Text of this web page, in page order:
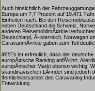
Auch hinsichtlich der
Europa um 7,7 Prozent auf 19.471
Einheiten nach. Bei den
neben Deutschland die Schweiz,
anderen ReisemobilmÃ¤rkte
Deutschland, Ã–sterreich, Norwegen
CaravanmÃ¤rkte gaben zum Teil
â€žEs ist erfreulich, dass der
europÃ¤ische Ranking anfÃ¼hrt.
europÃ¤ischer Markt ebenso wichtig.
skandinavischen LÃ¤nder sind jedoch
ffentlichkeitsarbeit des Caravaning
Entwicklung.